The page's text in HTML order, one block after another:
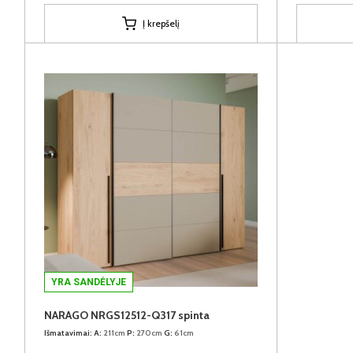
Į krepšelį
YRA SANDĖLYJE
NARAGO NRGS12512-Q317 spinta
Išmatavimai: A: 211cm P: 270cm G: 61cm